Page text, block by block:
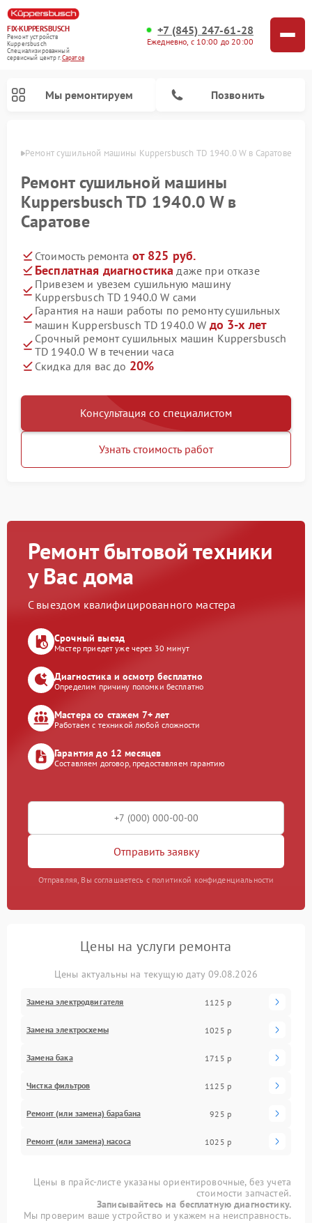
FIX-KUPPERSBUSCH
Ремонт устройств
Kuppersbusch
Специализированный
cервисный центр г.Саратов
+7 (845) 247-61-28
Ежедневно, с 10:00 до 20:00
Мы ремонтируем Позвонить
Ремонт сушильной машины Kuppersbusch TD 1940.0 W в Саратове
Ремонт сушильной машины
Kuppersbusch TD 1940.0 W в
Саратове
Стоимость ремонта от 825 руб.
Бесплатная диагностика даже при отказе
Привезем и увезем сушильную машину
Kuppersbusch TD 1940.0 W сами
Гарантия на наши работы по ремонту сушильных
машин Kuppersbusch TD 1940.0 W до 3-х лет
Срочный ремонт сушильных машин Kuppersbusch
TD 1940.0 W в течении часа
Скидка для вас до 20%
Консультация со специалистом
Узнать стоимость работ
Ремонт бытовой техники
у Вас дома
С выездом квалифицированного мастера
Срочный выезд
Мастер приедет уже через 30 минут
Диагностика и осмотр бесплатно
Определим причину поломки бесплатно
Мастера со стажем 7+ лет
Работаем с техникой любой сложности
Гарантия до 12 месяцев
Составляем договор, предоставляем гарантию
Отправить заявку
Отправляя, Вы соглашаетесь с политикой конфиденциальности
Цены на услуги ремонта
Цены актуальны на текущую дату 09.08.2026
Замена электродвигателя 1125 р
Замена электросхемы 1025 р
Замена бака 1715 р
Чистка фильтров 1125 р
Ремонт (или замена) барабана 925 р
Ремонт (или замена) насоса 1025 р
Цены в прайс-листе указаны ориентировочные, без учета
стоимости запчастей.
Записывайтесь на бесплатную диагностику.
Мы проверим ваше устройство и укажем на неисправность.